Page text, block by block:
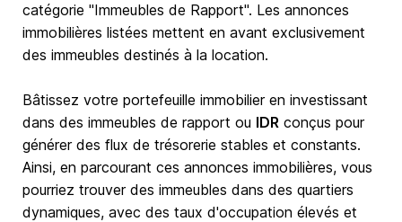
catégorie "Immeubles de Rapport". Les annonces
immobilières listées mettent en avant exclusivement
des immeubles destinés à la location.
Bâtissez votre portefeuille immobilier en investissant
dans des immeubles de rapport ou IDR conçus pour
générer des flux de trésorerie stables et constants.
Ainsi, en parcourant ces annonces immobilières, vous
pourriez trouver des immeubles dans des quartiers
dynamiques, avec des taux d'occupation élevés et